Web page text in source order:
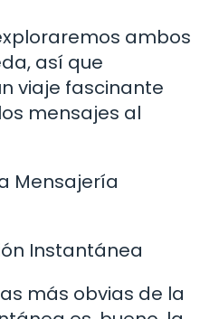
ambos
así que
viaje fascinante
mensajes al
Mensajería
Instantánea
más obvias de la